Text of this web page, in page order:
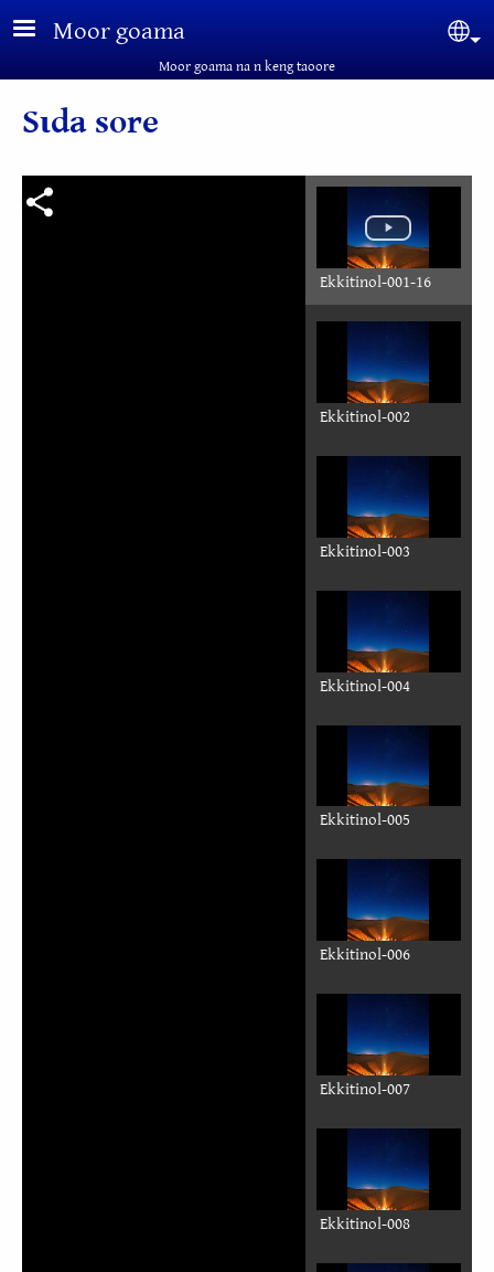
Aller au contenu principal
Moor goama
Moor goama na n keng taoore
Sɩda sore
Ekkitinol-001-16
Ekkitinol-002
Ekkitinol-003
Ekkitinol-004
Ekkitinol-005
Ekkitinol-006
Ekkitinol-007
Ekkitinol-008